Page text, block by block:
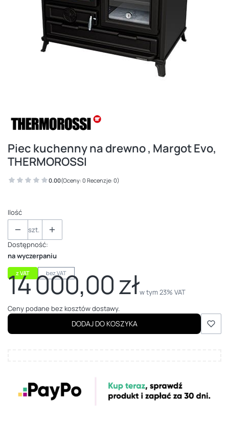
Piec kuchenny na drewno , Margot Evo,
THERMOROSSI
0.00(Oceny: 0 Recenzje: 0)
Ilość
szt.
Dostępność:
na wyczerpaniu
z VAT bez VAT
Cena
14 000,00 złw tym 23% VAT
w tym23% VAT
Ceny podane bez kosztów dostawy.
DODAJ DO KOSZYKA